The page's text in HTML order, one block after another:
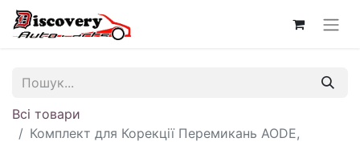
Всі товари
Комплект для Корекції Перемикань AODE,